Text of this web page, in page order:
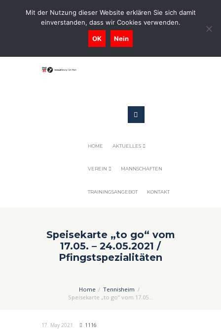
0731-9716400
Geschaeftsstelle@tennis-tsv-pfuhl.de
HOME AKTUELLES
VEREIN MANNSCHAFTEN
TRAININGSANGEBOT KONTAKT
Speisekarte „to go“ vom
17.05. – 24.05.2021 /
Pfingstspezialitäten
Home
Tennisheim
Speisekarte „to go“ vom 17.05...
17. May 2021 1116
Mit der Nutzung dieser Website erklären Sie sich damit
einverstanden, dass wir Cookies verwenden.
OK Nein